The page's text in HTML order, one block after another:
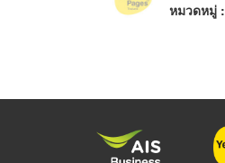
หมวดหมู่ :